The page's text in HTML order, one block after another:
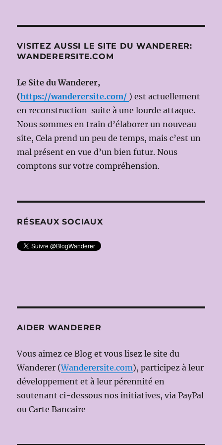
le
21
MARS
(Dir.mus:
James
LEVINE,
Ms
en
scène:
SHER)
VISITEZ AUSSI LE SITE DU WANDERER:
WANDERERSITE.COM
Le Site du Wanderer,
(https://wanderersite.com/ ) est actuellement
en reconstruction suite à une lourde attaque.
Nous sommes en train d’élaborer un nouveau
site, Cela prend un peu de temps, mais c’est un
mal présent en vue d’un bien futur. Nous
comptons sur votre compréhension.
RÉSEAUX SOCIAUX
AIDER WANDERER
Vous aimez ce Blog et vous lisez le site du
Wanderer (Wanderersite.com), participez à leur
développement et à leur pérennité en
soutenant ci-dessous nos initiatives, via PayPal
ou Carte Bancaire